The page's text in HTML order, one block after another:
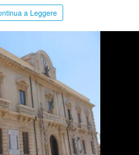
a Leggere